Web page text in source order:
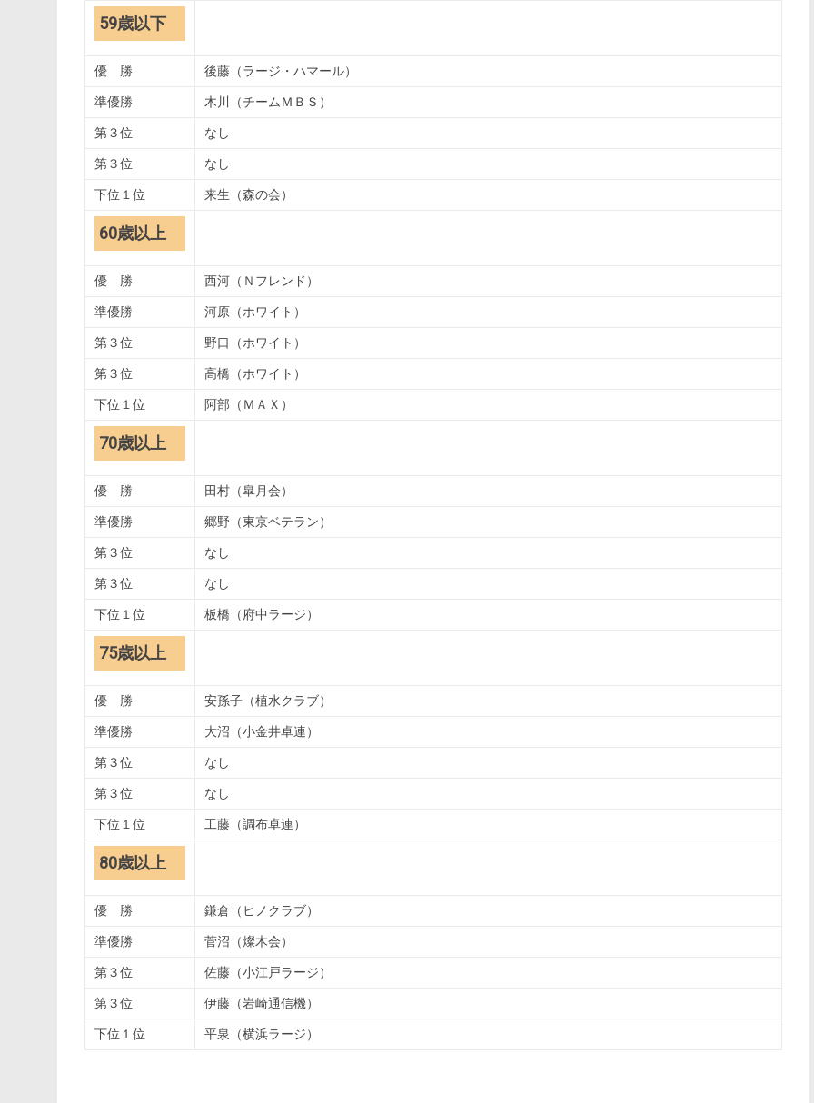
59歳以下
優 勝 後藤（ラージ・ハマール）
準優勝 木川（チームＭＢＳ）
第３位 なし
第３位 なし
下位１位 来生（森の会）
60歳以上
優 勝 西河（Ｎフレンド）
準優勝 河原（ホワイト）
第３位 野口（ホワイト）
第３位 高橋（ホワイト）
下位１位 阿部（ＭＡＸ）
70歳以上
優 勝 田村（皐月会）
準優勝 郷野（東京ベテラン）
第３位 なし
第３位 なし
下位１位 板橋（府中ラージ）
75歳以上
優 勝 安孫子（植水クラブ）
準優勝 大沼（小金井卓連）
第３位 なし
第３位 なし
下位１位 工藤（調布卓連）
80歳以上
優 勝 鎌倉（ヒノクラブ）
準優勝 菅沼（燦木会）
第３位 佐藤（小江戸ラージ）
第３位 伊藤（岩崎通信機）
下位１位 平泉（横浜ラージ）